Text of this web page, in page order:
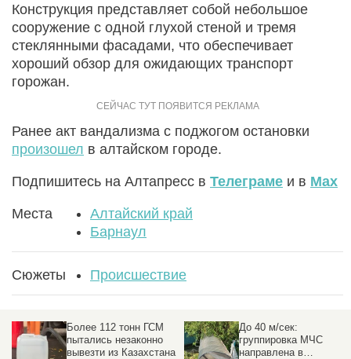
Конструкция представляет собой небольшое
сооружение с одной глухой стеной и тремя
стеклянными фасадами, что обеспечивает
хороший обзор для ожидающих транспорт
горожан.
Ранее акт вандализма с поджогом остановки
произошел в алтайском городе.
Подпишитесь на Алтапресс в Телеграме и в Max
Места
Алтайский край
Барнаул
Сюжеты Происшествие
Более 112 тонн ГСМ
пытались незаконно
вывезти из Казахстана
До 40 м/сек:
группировка МЧС
направлена в